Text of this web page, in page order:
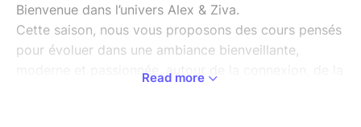
Bienvenue dans l’univers Alex & Ziva.
Cette saison, nous vous proposons des cours pensés
pour évoluer dans une ambiance bienveillante,
moderne et passionnée, autour de la connexion, de la
Read more